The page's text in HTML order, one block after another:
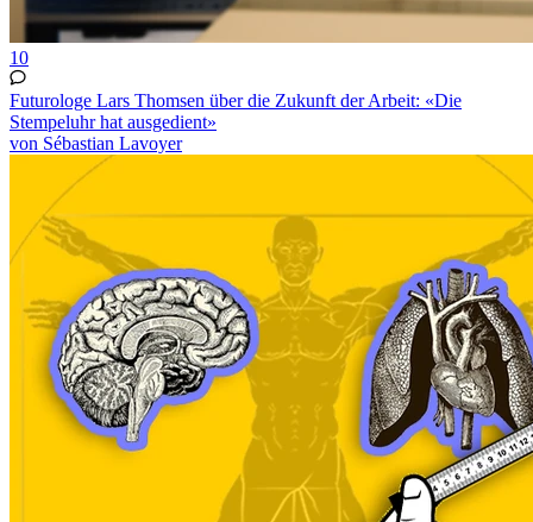
10
Futurologe Lars Thomsen über die Zukunft der Arbeit: «Die
Stempeluhr hat ausgedient»
von Sébastian Lavoyer